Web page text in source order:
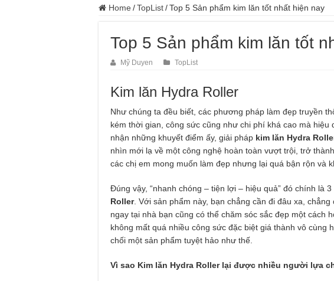
Home /TopList/Top 5 Sản phẩm kim lăn tốt nhất hiện nay
Top 5 Sản phẩm kim lăn tốt
Mỹ Duyen TopList
Kim lăn Hydra Roller
Như chúng ta đều biết, các phương pháp làm đẹp truyền
kém thời gian, công sức cũng như chi phí khá cao mà
nhận những khuyết điểm ấy, giải pháp kim lăn Hydra
nhìn mới lạ về một công nghệ hoàn toàn vượt trội, trở
các chị em mong muốn làm đẹp nhưng lại quá bận rộn và
Đúng vậy, “nhanh chóng – tiện lợi – hiệu quả” đó chính là
Roller. Với sản phẩm này, bạn chẳng cần đi đâu xa,
ngay tại nhà bạn cũng có thể chăm sóc sắc đẹp một cách
không mất quá nhiều công sức đặc biệt giá thành vô cùng
chối một sản phẩm tuyệt hảo như thế.
Vì sao Kim lăn Hydra Roller lại được nhiều người lựa